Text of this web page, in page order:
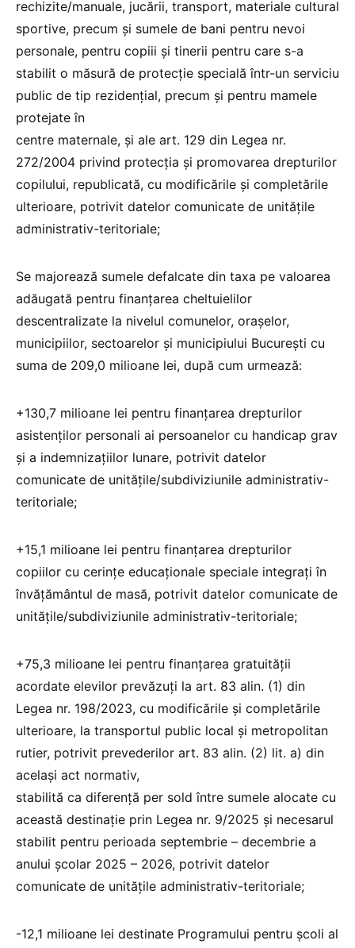
rechizite/manuale, jucării, transport, materiale cultural
sportive, precum şi sumele de bani pentru nevoi
personale, pentru copiii şi tinerii pentru care s-a
stabilit o măsură de protecţie specială într-un serviciu
public de tip rezidenţial, precum şi pentru mamele
protejate în
centre maternale, şi ale art. 129 din Legea nr.
272/2004 privind protecţia şi promovarea drepturilor
copilului, republicată, cu modificările şi completările
ulterioare, potrivit datelor comunicate de unitățile
administrativ-teritoriale;
Se majorează sumele defalcate din taxa pe valoarea
adăugată pentru finanțarea cheltuielilor
descentralizate la nivelul comunelor, orașelor,
municipiilor, sectoarelor și municipiului București cu
suma de 209,0 milioane lei, după cum urmează:
+130,7 milioane lei pentru finanțarea drepturilor
asistenților personali ai persoanelor cu handicap grav
și a indemnizațiilor lunare, potrivit datelor
comunicate de unitățile/subdiviziunile administrativ-
teritoriale;
+15,1 milioane lei pentru finanțarea drepturilor
copiilor cu cerinţe educaţionale speciale integraţi în
învăţământul de masă, potrivit datelor comunicate de
unitățile/subdiviziunile administrativ-teritoriale;
+75,3 milioane lei pentru finanțarea gratuităţii
acordate elevilor prevăzuţi la art. 83 alin. (1) din
Legea nr. 198/2023, cu modificările și completările
ulterioare, la transportul public local şi metropolitan
rutier, potrivit prevederilor art. 83 alin. (2) lit. a) din
acelaşi act normativ,
stabilită ca diferenţă per sold între sumele alocate cu
această destinaţie prin Legea nr. 9/2025 şi necesarul
stabilit pentru perioada septembrie – decembrie a
anului şcolar 2025 – 2026, potrivit datelor
comunicate de unitățile administrativ-teritoriale;
-12,1 milioane lei destinate Programului pentru școli al